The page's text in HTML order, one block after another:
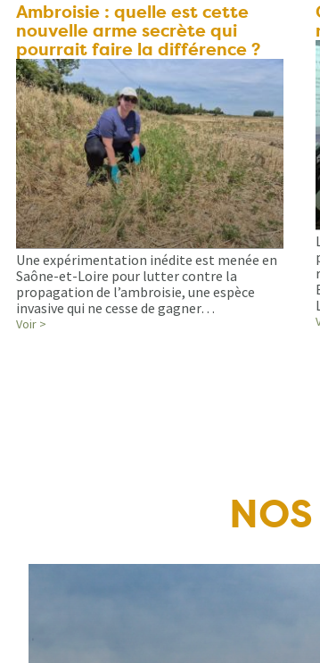
Ambroisie : quelle est cette
nouvelle arme secrète qui
pourrait faire la différence ?
Une expérimentation inédite est menée en
Saône-et-Loire pour lutter contre la
propagation de l’ambroisie, une espèce
invasive qui ne cesse de gagner…
Voir >